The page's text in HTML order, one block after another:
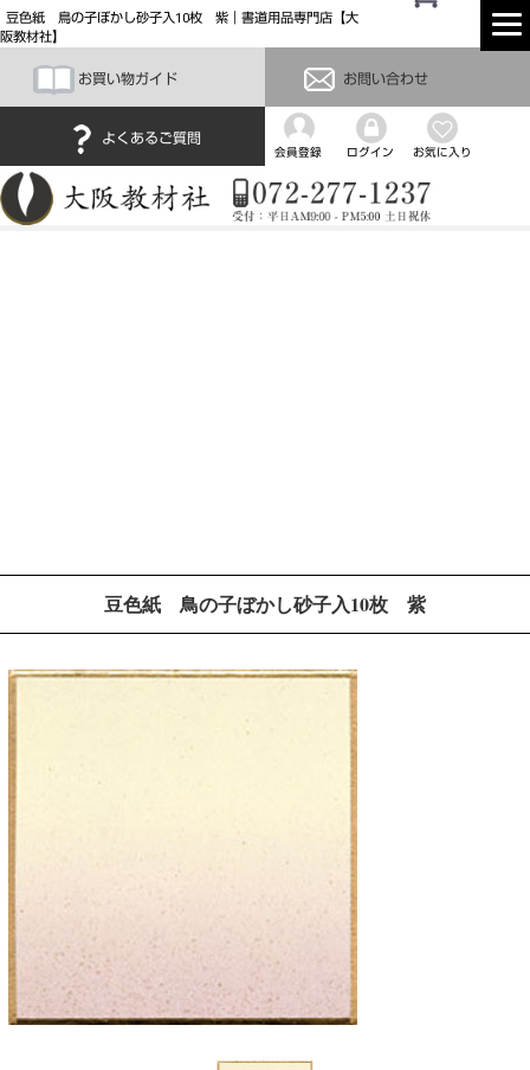
豆色紙 鳥の子ぼかし砂子入10枚 紫｜書道用品専門店【大
阪教材社】
お買い物ガイド お問い合わせ
よくあるご質問
会員登録 ログイン お気に入り
豆色紙 鳥の子ぼかし砂子入10枚 紫